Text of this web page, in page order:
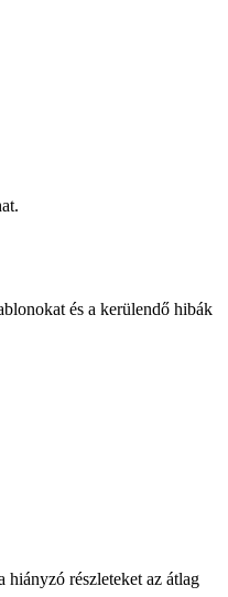
és a kerülendő hibák
hiányzó részleteket az átlag